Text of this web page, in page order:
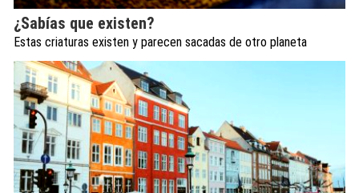
¿Sabías que existen?
Estas criaturas existen y parecen sacadas de otro planeta